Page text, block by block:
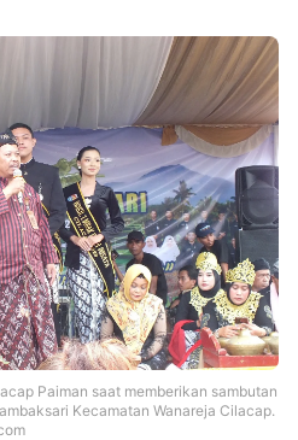
Paiman saat memberikan sambutan
Kecamatan Wanareja Cilacap.